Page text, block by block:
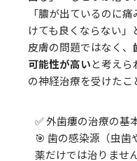
「膿が出ているのに
けても良くならない
皮膚の問題ではなく、
可能性が高いと考え
の神経治療を受けたこ
✅ 外歯瘻の治療の基
🎯 歯の感染源（虫歯
薬だけでは治りません